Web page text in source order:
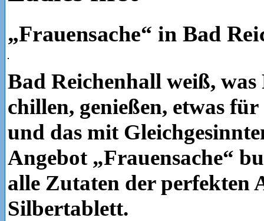
„Frauensache“ in Bad
Bad Reichenhall weiß,
chillen, genießen, etwas
und das mit
Angebot „Frauensache“
alle Zutaten der perfekten
Silbertablett.